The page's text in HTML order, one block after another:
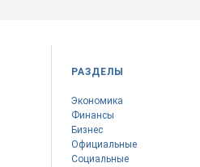
РАЗДЕЛЫ
Экономика
Финансы
Бизнес
Официальные
Социальные